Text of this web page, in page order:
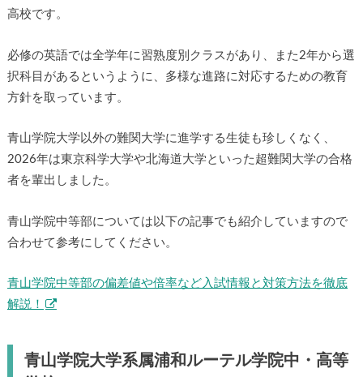
高校です。
必修の英語では全学年に習熟度別クラスがあり、また2年から選
択科目があるというように、多様な進路に対応するための教育
方針を取っています。
青山学院大学以外の難関大学に進学する生徒も珍しくなく、
2026年は東京科学大学や北海道大学といった超難関大学の合格
者を輩出しました。
青山学院中等部については以下の記事でも紹介していますので
合わせて参考にしてください。
青山学院中等部の偏差値や倍率など入試情報と対策方法を徹底
解説！
青山学院大学系属浦和ルーテル学院中・高等